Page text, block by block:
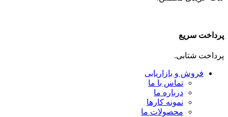
پرداخت سریع
پرداخت شتابی.
فروش و بازاریابی
تماس با ما
درباره ما
نمونه کارها
محصولات ما